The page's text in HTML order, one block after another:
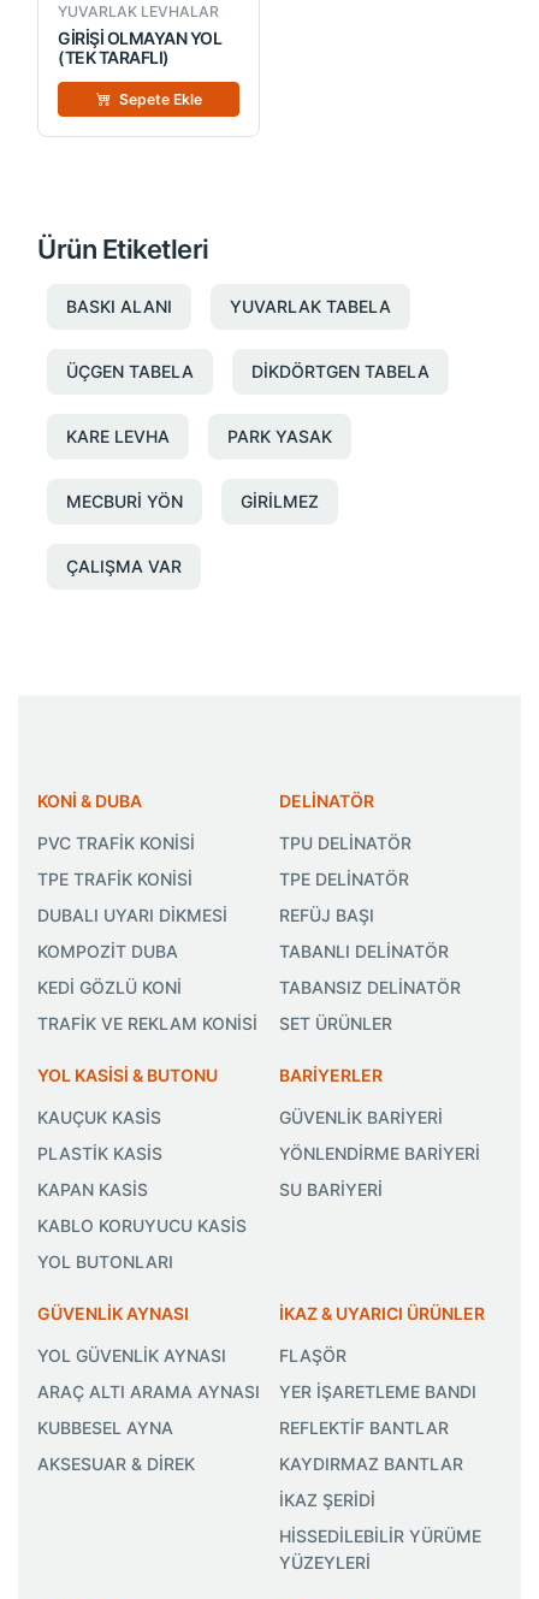
YUVARLAK LEVHALAR
GİRİŞİ OLMAYAN YOL
(TEK TARAFLI)
Sepete Ekle
Ürün Etiketleri
BASKI ALANI YUVARLAK TABELA
ÜÇGEN TABELA DİKDÖRTGEN TABELA
KARE LEVHA PARK YASAK
MECBURİ YÖN GİRİLMEZ
ÇALIŞMA VAR
KONİ & DUBA
PVC TRAFİK KONİSİ
TPE TRAFİK KONİSİ
DUBALI UYARI DİKMESİ
KOMPOZİT DUBA
KEDİ GÖZLÜ KONİ
TRAFİK VE REKLAM KONİSİ
DELİNATÖR
TPU DELİNATÖR
TPE DELİNATÖR
REFÜJ BAŞI
TABANLI DELİNATÖR
TABANSIZ DELİNATÖR
SET ÜRÜNLER
YOL KASİSİ & BUTONU
KAUÇUK KASİS
PLASTİK KASİS
KAPAN KASİS
KABLO KORUYUCU KASİS
YOL BUTONLARI
BARİYERLER
GÜVENLİK BARİYERİ
YÖNLENDİRME BARİYERİ
SU BARİYERİ
GÜVENLİK AYNASI
YOL GÜVENLİK AYNASI
ARAÇ ALTI ARAMA AYNASI
KUBBESEL AYNA
AKSESUAR & DİREK
İKAZ & UYARICI ÜRÜNLER
FLAŞÖR
YER İŞARETLEME BANDI
REFLEKTİF BANTLAR
KAYDIRMAZ BANTLAR
İKAZ ŞERİDİ
HİSSEDİLEBİLİR YÜRÜME
YÜZEYLERİ